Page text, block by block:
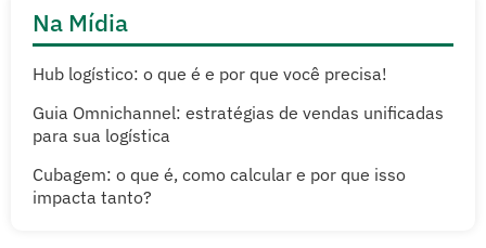
Na Mídia
Hub logístico: o que é e por que você precisa!
Guia Omnichannel: estratégias de vendas unificadas
para sua logística
Cubagem: o que é, como calcular e por que isso
impacta tanto?